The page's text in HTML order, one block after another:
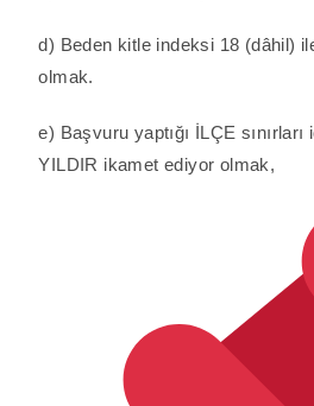
d) Beden kitle indeksi 18 (dâhil)
olmak.
e) Başvuru yaptığı İLÇE
YILDIR ikamet ediyor olmak,